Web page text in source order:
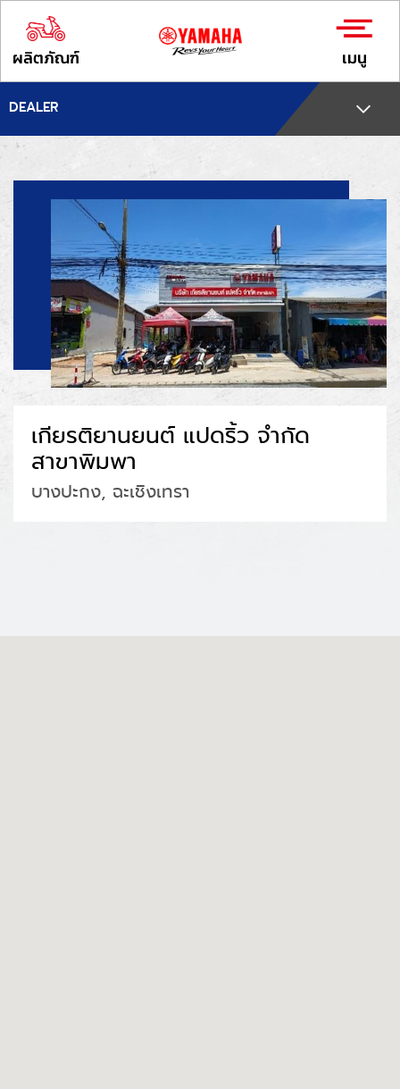
ผลิตภัณฑ์ เมนู
DEALER
เกียรติยานยนต์ แปดริ้ว จำกัด
สาขาพิมพา
บางปะกง, ฉะเชิงเทรา